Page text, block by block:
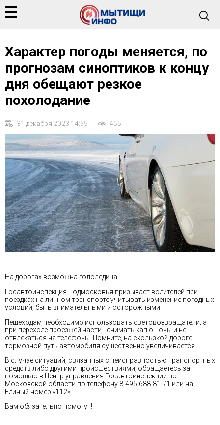
Характер погоды меняется, по
прогнозам синоптиков к концу
дня обещают резкое
похолодание
31 декабря 2023 14:55 455
На дорогах возможна гололедица.
Госавтоинспекция Подмосковья призывает водителей при
поездках на личном транспорте учитывать изменение погодных
условий, быть внимательными и осторожными.
Пешеходам необходимо использовать световозвращатели, а
при переходе проезжей части - снимать капюшоны и не
отвлекаться на телефоны. Помните, на скользкой дороге
тормозной путь автомобиля существенно увеличивается.
В случае ситуаций, связанных с неисправностью транспортных
средств либо другими происшествиями, обращаетесь за
помощью в Центр управления Госавтоинспекции по
Московской‌ области по телефону 8-495-688-81-71 или на
Единый номер «112».
Вам обязательно помогут!